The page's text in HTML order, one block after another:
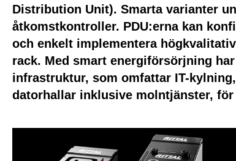
Distribution Unit). Smarta varianter
åtkomstkontroller. PDU:erna kan
och enkelt implementera
rack. Med smart energiförsörjning
infrastruktur, som omfattar IT-
datorhallar inklusive molntjänster,